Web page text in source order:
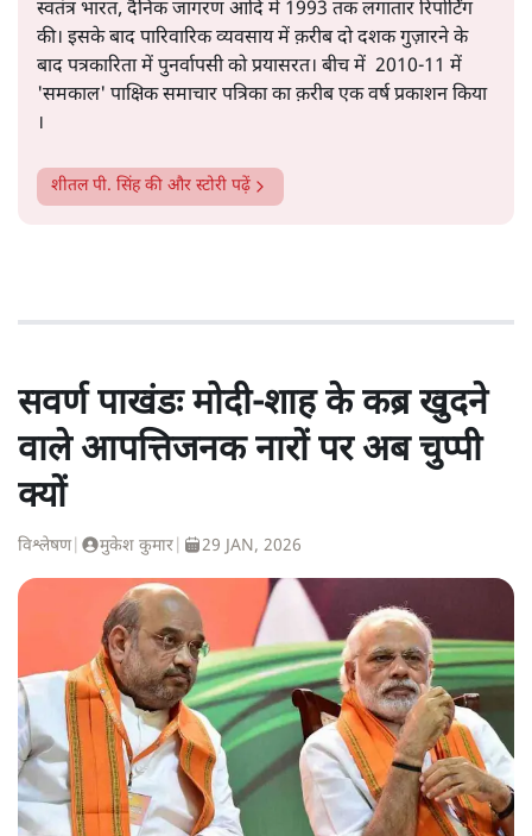
स्वतंत्र भारत, दैनिक जागरण आदि में 1993 तक लगातार रिपोर्टिंग
की। इसके बाद पारिवारिक व्यवसाय में क़रीब दो दशक गुज़ारने के
बाद पत्रकारिता में पुनर्वापसी को प्रयासरत। बीच में 2010-11 में
'समकाल' पाक्षिक समाचार पत्रिका का क़रीब एक वर्ष प्रकाशन किया
।
शीतल पी. सिंहकी और स्टोरी पढ़ें
सवर्ण पाखंडः मोदी-शाह के कब्र खुदने
वाले आपत्तिजनक नारों पर अब चुप्पी
क्यों
विश्लेषण| मुकेश कुमार 29 JAN, 2026